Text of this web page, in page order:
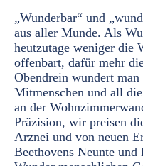
„Wunderbar“ und
aus aller Munde. Als
heutzutage weniger die
offenbart, dafür mehr
Obendrein wundert
Mitmenschen und all
an der
Präzision, wir preisen
Arznei und von neuen
Beethovens Neunte